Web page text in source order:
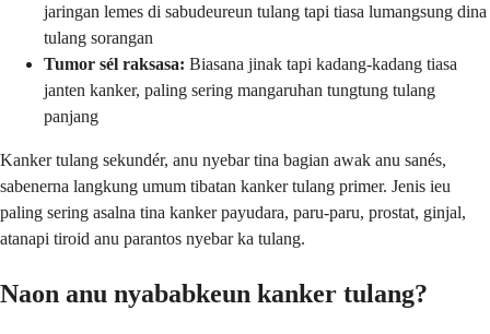
jaringan lemes di sabudeureun tulang tapi tiasa lumangsung dina
tulang sorangan
Tumor sél raksasa: Biasana jinak tapi kadang-kadang tiasa
janten kanker, paling sering mangaruhan tungtung tulang
panjang
Kanker tulang sekundér, anu nyebar tina bagian awak anu sanés,
sabenerna langkung umum tibatan kanker tulang primer. Jenis ieu
paling sering asalna tina kanker payudara, paru-paru, prostat, ginjal,
atanapi tiroid anu parantos nyebar ka tulang.
Naon anu nyababkeun kanker tulang?